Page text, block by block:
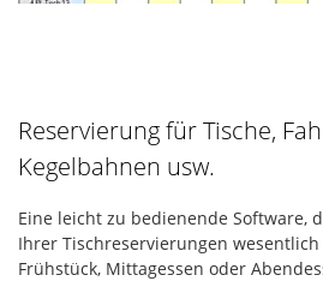
Reservierung für Tische,
Kegelbahnen usw.
Eine leicht zu bedienende Software,
Ihrer Tischreservierungen
Frühstück, Mittagessen oder